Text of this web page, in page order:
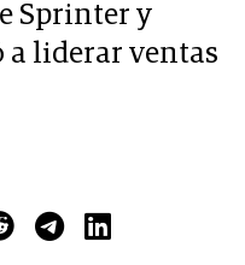
Sprinter y
a liderar ventas